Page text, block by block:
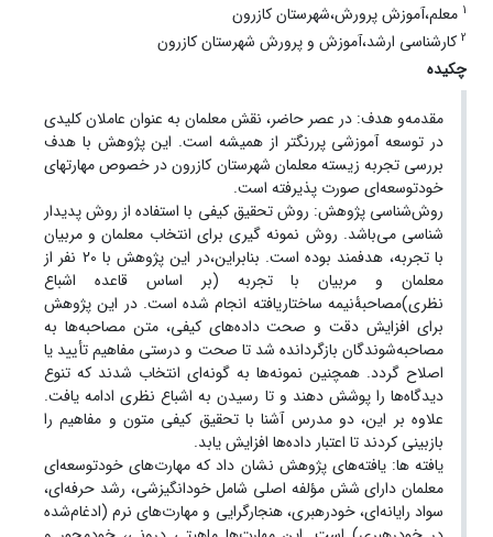
1 معلم،آموزش پرورش،شهرستان کازرون
2 کارشناسی ارشد،آموزش و پرورش شهرستان کازرون
چکیده
مقدمه‌و هدف: در عصر حاضر، نقش معلمان به عنوان عاملان کلیدی
در توسعه آموزشی پررنگتر از همیشه است. این پژوهش با هدف
بررسی تجربه زیسته معلمان شهرستان کازرون در خصوص مهارتهای
خودتوسعه‌ای صورت پذیرفته است.
روش‌شناسی پژوهش: روش تحقیق کیفی با استفاده از روش پدیدار
شناسی می‌باشد. روش نمونه گیری برای انتخاب معلمان و مربیان
با تجربه، هدفمند بوده است. بنابراین،در این پژوهش با 20 نفر از
معلمان و مربیان با تجربه (بر اساس قاعده اشباع
نظری)مصاحبۀنیمه ساختاریافته انجام شده است. در این پژوهش
برای افزایش دقت و صحت داده‌های کیفی، متن مصاحبه‌ها به
مصاحبه‌شوندگان بازگردانده شد تا صحت و درستی مفاهیم تأیید یا
اصلاح گردد. همچنین نمونه‌ها به گونه‌ای انتخاب شدند که تنوع
دیدگاه‌ها را پوشش دهند و تا رسیدن به اشباع نظری ادامه یافت.
علاوه بر این، دو مدرس آشنا با تحقیق کیفی متون و مفاهیم را
بازبینی کردند تا اعتبار داده‌ها افزایش یابد.
یافته ها: یافته‌های پژوهش نشان داد که مهارت‌های خودتوسعه‌ای
معلمان دارای شش مؤلفه اصلی شامل خودانگیزشی، رشد حرفه‌ای،
سواد رایانه‌ای، خودرهبری، هنجارگرایی و مهارت‌های نرم (ادغام‌شده